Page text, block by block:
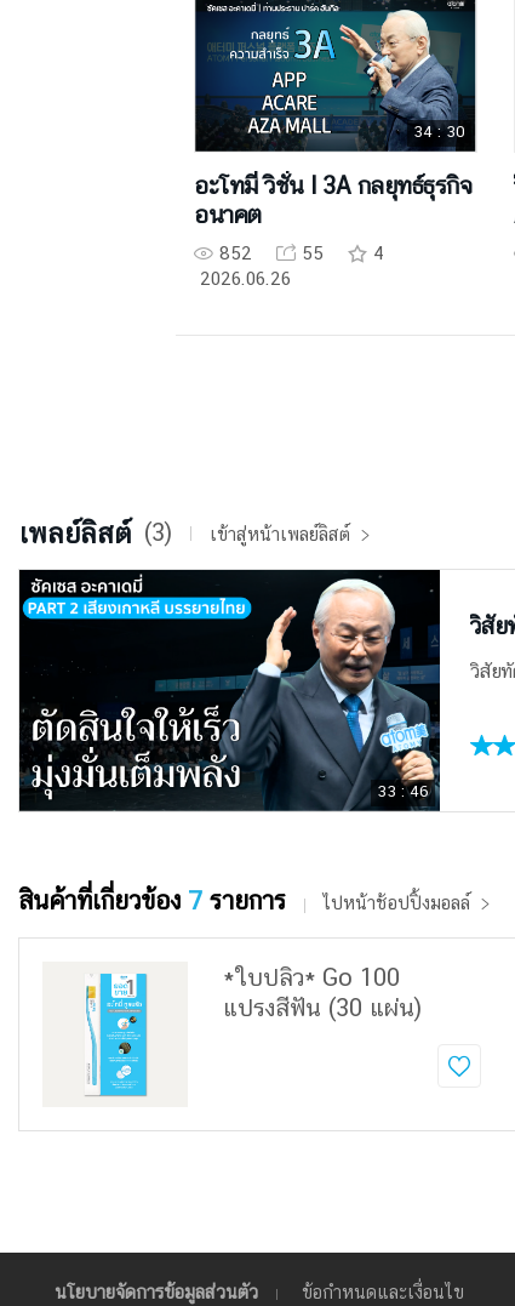
34 : 30
อะโทมี่ วิชั่น l 3A กลยุทธ์ธุรกิจ
อนาคต
852 55
4
2026.06.26
เพลย์ลิสต์ (3) เข้าสู่หน้าเพลย์ลิสต์
33 : 46
วิสัย
วิสัยทั
สินค้าที่เกี่ยวข้อง 7 รายการ ไปหน้าช้อปปิ้งมอลล์
*ใบปลิว* Go 100
แปรงสีฟัน (30 แผ่น)
นโยบายจัดการข้อมูลส่วนตัว ข้อกำหนดและเงื่อนไข